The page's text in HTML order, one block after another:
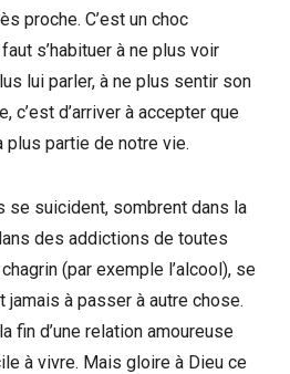
proche. C’est un choc
s’habituer à ne plus voir
lui parler, à ne plus sentir son
c’est d’arriver à accepter que
partie de notre vie.
se suicident, sombrent dans la
des addictions de toutes
(par exemple l’alcool), se
jamais à passer à autre chose.
fin d’une relation amoureuse
à vivre. Mais gloire à Dieu ce